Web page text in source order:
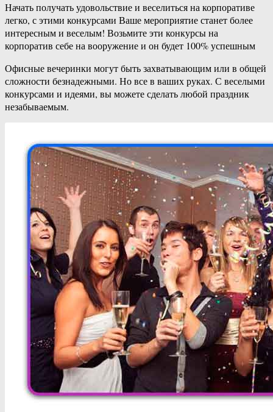
Начать получать удовольствие и веселиться на корпоративе
легко, с этими конкурсами Ваше мероприятие станет более
интересным и веселым! Возьмите эти конкурсы на
корпоратив себе на вооружение и он будет 100% успешным
Офисные вечеринки могут быть захватывающим или в общей
сложности безнадежными. Но все в ваших руках. С веселыми
конкурсами и идеями, вы можете сделать любой праздник
незабываемым.